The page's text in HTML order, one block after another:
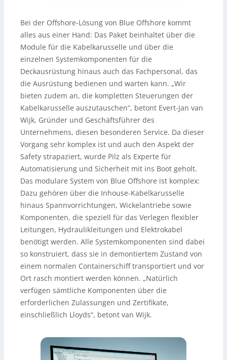
Bei der Offshore-Lösung von Blue Offshore kommt
alles aus einer Hand: Das Paket beinhaltet über die
Module für die Kabelkarusselle und über die
einzelnen Systemkomponenten für die
Deckausrüstung hinaus auch das Fachpersonal, das
die Ausrüstung bedienen und warten kann. „Wir
bieten zudem an, die kompletten Steuerungen der
Kabelkarusselle auszutauschen“, betont Evert-Jan van
Wijk, Gründer und Geschäftsführer des
Unternehmens, diesen besonderen Service. Da dieser
Vorgang sehr komplex ist und auch den Aspekt der
Safety strapaziert, wurde Pilz als Experte für
Automatisierung und Sicherheit mit ins Boot geholt.
Das modulare System von Blue Offshore ist komplex:
Dazu gehören über die Inhouse-Kabelkarusselle
hinaus Spannvorrichtungen, Wickelantriebe sowie
Komponenten, die speziell für das Verlegen flexibler
Leitungen, Hydraulikleitungen und Elektrokabel
benötigt werden. Alle Systemkomponenten sind dabei
so konstruiert, dass sie in demontiertem Zustand von
einem normalen Containerschiff transportiert und vor
Ort rasch montiert werden können. „Natürlich
verfügen sämtliche Komponenten über die
erforderlichen Zulassungen und Zertifikate,
einschließlich Lloyds“, betont van Wijk.